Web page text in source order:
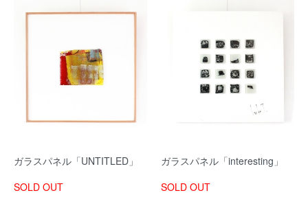
ガラスパネル「UNTITLED」
SOLD OUT
ガラスパネル「interesting」
SOLD OUT